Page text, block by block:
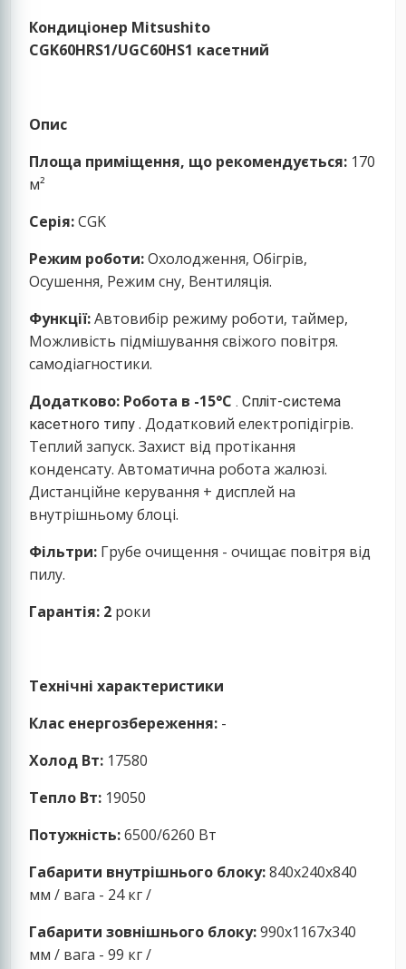
Кондиціонер Mitsushito
CGK60HRS1/UGC60HS1 касетний
Опис
Площа приміщення, що рекомендується: 170
м²
Серія:СGK
Режим роботи:Охолодження, Обігрів,
Осушення, Режим сну, Вентиляція.
Функції:Автовибір режиму роботи, таймер,
Можливість підмішування свіжого повітря.
самодіагностики.
Додатково: Робота в -15°С . Спліт-система
касетного типу . Додатковий електропідігрів.
Теплий запуск. Захист від протікання
конденсату. Автоматична робота жалюзі.
Дистанційне керування + дисплей на
внутрішньому блоці.
Фільтри: Грубе очищення - очищає повітря від
пилу.
Гарантія: 2 роки
Технічні характеристики
Клас енергозбереження: -
Холод Вт: 17580
Тепло Вт: 19050
Потужність:6500/6260 Вт
Габарити внутрішнього блоку:840x240x840
мм / вага - 24 кг /
Габарити зовнішнього блоку:990x1167x340
мм / вага - 99 кг /